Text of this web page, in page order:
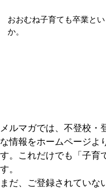
おおむね子育ても卒業と
か。
メルマガでは、不登校・
な情報をホームページよ
す。これだけでも「子育
す。
まだ、ご登録されていな